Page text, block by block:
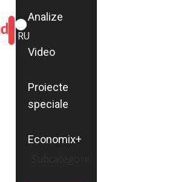
ROMÂNĂ
RU
Analize
Video
Proiecte
speciale
Economix+